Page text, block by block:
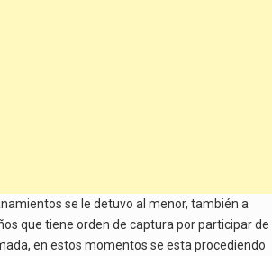
se le detuvo al menor, también a
que tiene orden de captura por participar de
en estos momentos se esta procediendo